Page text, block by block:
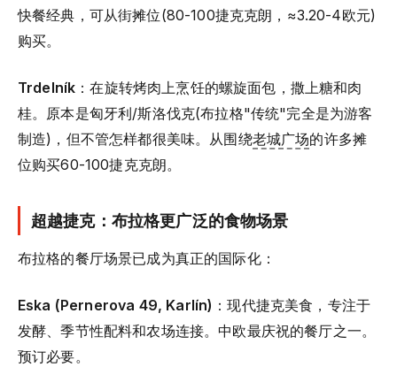
快餐经典，可从街摊位(80-100捷克克朗，≈3.20-4欧元)
购买。
Trdelník ：在旋转烤肉上烹饪的螺旋面包，撒上糖和肉
桂。原本是匈牙利/斯洛伐克(布拉格"传统"完全是为游客
制造)，但不管怎样都很美味。从围绕老城广场的许多摊
位购买60-100捷克克朗。
超越捷克：布拉格更广泛的食物场景
布拉格的餐厅场景已成为真正的国际化：
Eska (Pernerova 49, Karlín) ：现代捷克美食，专注于
发酵、季节性配料和农场连接。中欧最庆祝的餐厅之一。
预订必要。